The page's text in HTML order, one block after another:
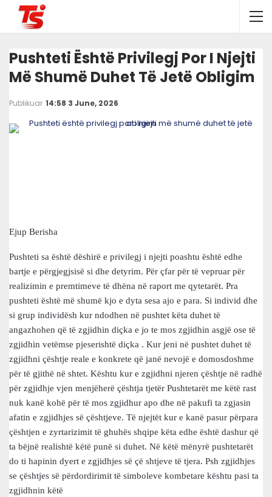
Pushteti Është Privilegj Por I Njejti
Më Shumë Duhet Të Jetë Obligim
Publikuar 14:58 3 June, 2026
Ejup Berisha
Pushteti sa është dëshirë e privilegj i njejti poashtu është edhe
bartje e përgjegjsisë si dhe detyrim. Për çfar për të vepruar për
realizimin e premtimeve të dhëna në raport me qytetarët. Pra
pushteti është më shumë kjo e dyta sesa ajo e para. Si individ dhe
si grup individësh kur ndodhen në pushtet këta duhet të
angazhohen që të zgjidhin diçka e jo te mos zgjidhin asgjë ose të
zgjidhin vetëmse pjeserishtë diçka . Kur jeni në pushtet duhet të
zgjidhni çështje reale e konkrete që janë nevojë e domosdoshme
për të gjithë në shtet. Kështu kur e zgjidhni njeren çështje në radhë
për zgjidhje vjen menjëherë çështja tjetër Pushtetarët me këtë rast
nuk kanë kohë për të mos zgjidhur apo dhe në pakufi ta zgjasin
afatin e zgjidhjes së çështjeve. Të njejtët kur e kanë pasur përpara
çështjen e zyrtarizimit të ghuhës shqipe këta edhe është dashur që
ta bëjnë realishtë këtë punë si duhet. Në këtë mënyrë pushtetarët
do ti hapinin dyert e zgjidhjes së çë shtjeve të tjera. Psh zgjidhjes
se çështjes së përdordirimit të simboleve kombetare kështu pasi ta
zgjidhnin këtë